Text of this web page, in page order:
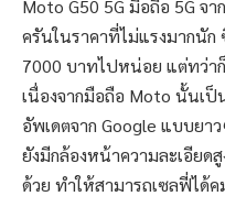
Moto G50 5G มือถือ 5G จ
ครันในราคาที่ไม่แรงมากนัก
7000 บาทไปหน่อย แต่ทว่า
เนื่องจากมือถือ Moto นั้นเป็
อัพเดตจาก Google แบบยา
ยังมีกล้องหน้าความละเอีย
ด้วย ทำให้สามารถเซลฟี่ได้ค